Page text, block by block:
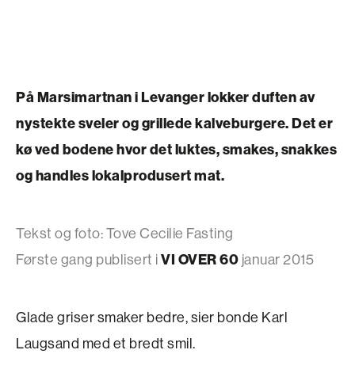
På Marsimartnan i Levanger lokker duften av
nystekte sveler og grillede kalveburgere. Det er
kø ved bodene hvor det luktes, smakes, snakkes
og handles lokalprodusert mat.
Tekst og foto: Tove Cecilie Fasting
Første gang publisert iVI OVER 60 januar 2015
Glade griser smaker bedre, sier bonde Karl
Laugsand med et bredt smil.